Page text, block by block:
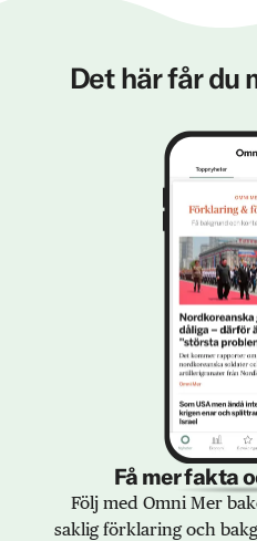
Det här får du
Få mer fakta
Följ med Omni Mer
saklig förklaring och